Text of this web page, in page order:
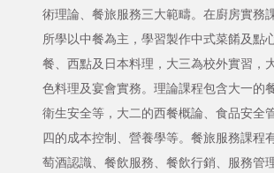
術理論、餐旅服務三大範疇。在廚房實務
所學以中餐為主，學習製作中式菜餚及點
餐、西點及日本料理，大三為校外實習，
色料理及宴會實務。理論課程包含大一的
衛生安全等，大二的西餐概論、食品安全
四的成本控制、營養學等。餐旅服務課程
萄酒認識、餐飲服務、餐飲行銷、服務管